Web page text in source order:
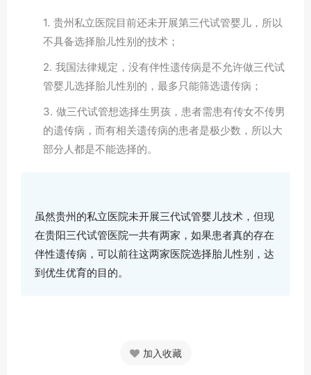
1. 贵州私立医院目前还未开展第三代试管婴儿，所以
不具备选择胎儿性别的技术；
2. 我国法律规定，没有伴性遗传病是不允许做三代试
管婴儿选择胎儿性别的，最多只能筛选遗传病；
3. 做三代试管想选择生男孩，患者需患有传女不传男
的遗传病，而有相关遗传病的患者是极少数，所以大
部分人都是不能选择的。
虽然贵州的私立医院未开展三代试管婴儿技术，但现
在贵阳三代试管医院一共有两家，如果患者真的存在
伴性遗传病，可以前往这两家医院选择胎儿性别，达
到优生优育的目的。
加入收藏